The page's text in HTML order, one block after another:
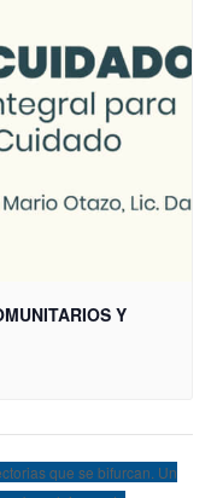
Y
que se bifurcan. Un